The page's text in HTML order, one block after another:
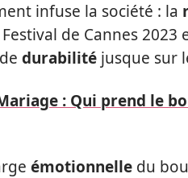
infuse la société : la
de Cannes 2023
durabilité jusque sur
: Qui prend le
émotionnelle du